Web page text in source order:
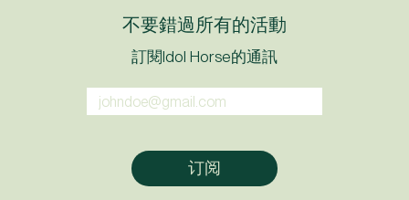
不要錯過所有的活動
訂閱Idol Horse的通訊